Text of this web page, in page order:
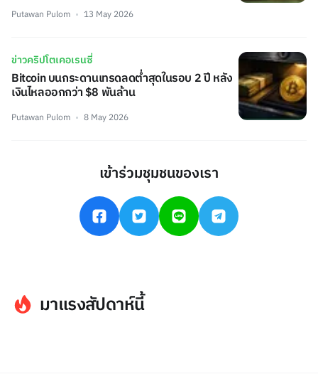
Putawan Pulom 13 May 2026
ข่าวคริปโตเคอเรนซี่
Bitcoin บนกระดานเทรดลดต่ำสุดในรอบ 2 ปี หลัง
เงินไหลออกกว่า $8 พันล้าน
Putawan Pulom 8 May 2026
เข้าร่วมชุมชนของเรา
มาแรงสัปดาห์นี้